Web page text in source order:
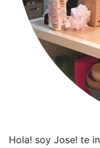
Hola! soy Jose! te